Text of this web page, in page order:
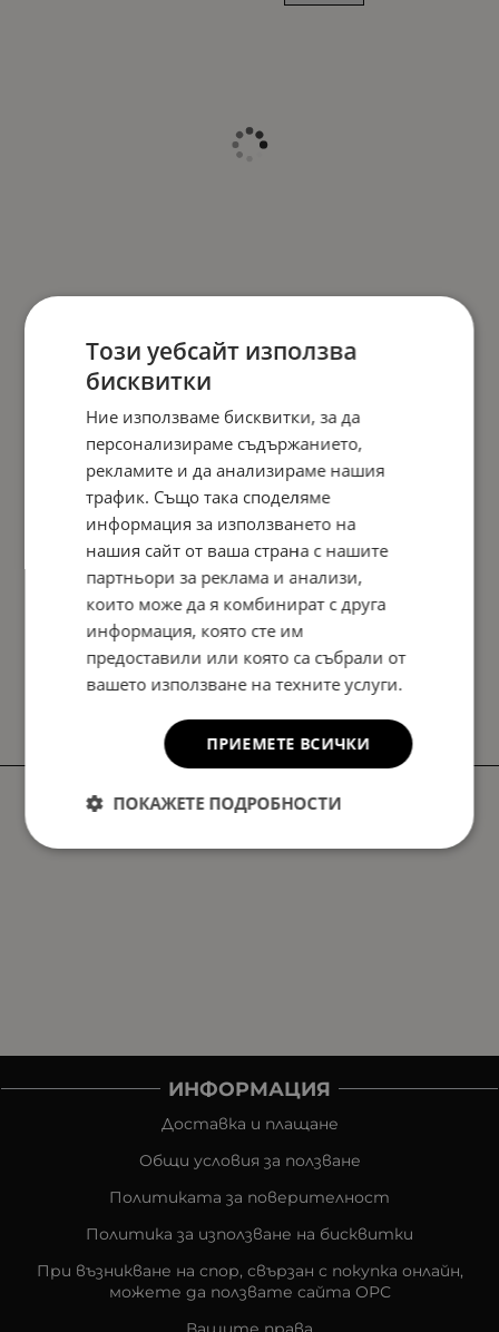
ИНФОРМАЦИЯ
Доставка и плащане
Общи условия за ползване
Политиката за поверителност
Политика за използване на бисквитки
При възникване на спор, свързан с покупка онлайн,
можете да ползвате сайта ОРС
Този уебсайт използва
бисквитки
Ние използваме бисквитки, за да
персонализираме съдържанието,
рекламите и да анализираме нашия
трафик. Също така споделяме
информация за използването на
нашия сайт от ваша страна с нашите
партньори за реклама и анализи,
които може да я комбинират с друга
информация, която сте им
предоставили или която са събрали от
вашето използване на техните услуги.
ПРИЕМЕТЕ ВСИЧКИ
ПОКАЖЕТЕ ПОДРОБНОСТИ